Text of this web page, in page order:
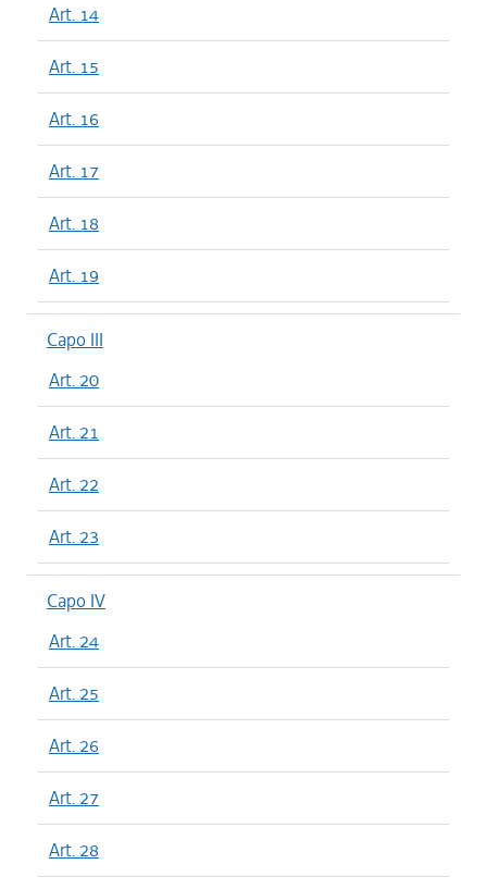
Art. 14
Art. 15
Art. 16
Art. 17
Art. 18
Art. 19
Capo III
Art. 20
Art. 21
Art. 22
Art. 23
Capo IV
Art. 24
Art. 25
Art. 26
Art. 27
Art. 28